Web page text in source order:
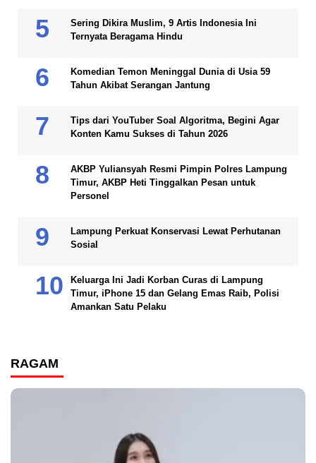
Sering Dikira Muslim, 9 Artis Indonesia Ini
Ternyata Beragama Hindu
Komedian Temon Meninggal Dunia di Usia 59
Tahun Akibat Serangan Jantung
Tips dari YouTuber Soal Algoritma, Begini Agar
Konten Kamu Sukses di Tahun 2026
AKBP Yuliansyah Resmi Pimpin Polres Lampung
Timur, AKBP Heti Tinggalkan Pesan untuk
Personel
Lampung Perkuat Konservasi Lewat Perhutanan
Sosial
Keluarga Ini Jadi Korban Curas di Lampung
Timur, iPhone 15 dan Gelang Emas Raib, Polisi
Amankan Satu Pelaku
RAGAM